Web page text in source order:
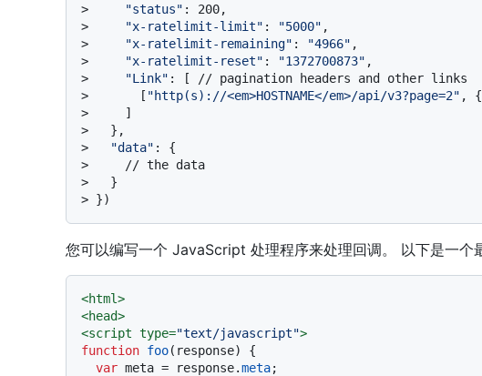
>
"status" : 200,
>
"x-ratelimit-limit" : "5000" ,
>
"x-ratelimit-remaining" : "4966" ,
>
"x-ratelimit-reset" : "1372700873" ,
>
"Link" : [ // pagination headers and other links
>
      [
"http(s)://<em>HOSTNAME</em>/api/v3?page=2" , {
>
    ]
>
  },
>
"data" : {
>
    // the data
>
  }
> })
您可以编写一个 JavaScript 处理程序来处理回调。 以下是一个
<html>
<head>
<script type="text/javascript">
function foo( response) {
var meta = response.meta;